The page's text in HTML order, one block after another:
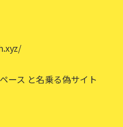
ース と名乗る偽サイト